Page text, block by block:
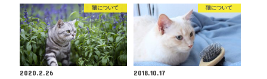
猫について
2020.2.26
猫について
2018.10.17